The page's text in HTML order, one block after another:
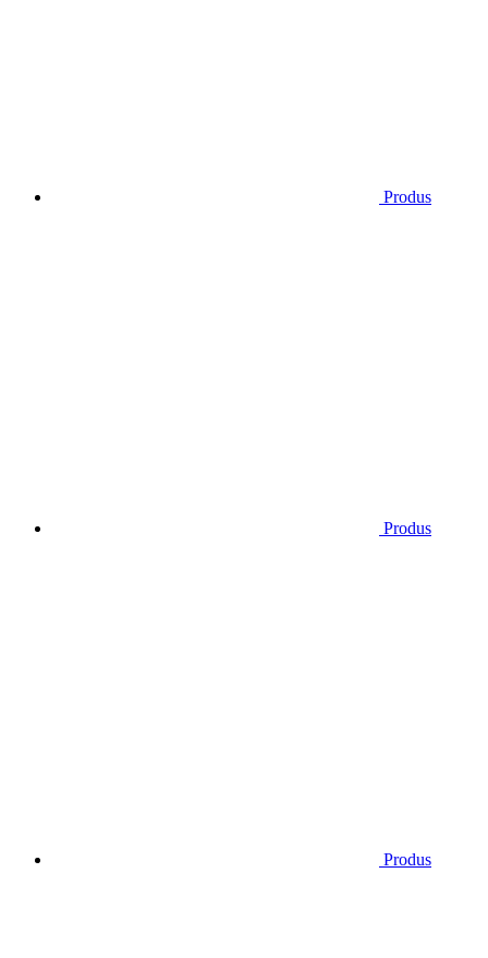
Produs
Produs
Produs